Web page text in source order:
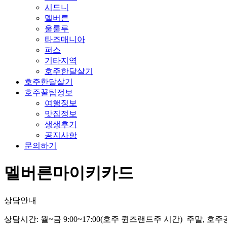
시드니
멜버른
울룰루
타즈매니아
퍼스
기타지역
호주한달살기
호주한달살기
호주꿀팁정보
여행정보
맛집정보
생생후기
공지사항
문의하기
멜버른마이키카드
상담안내
상담시간: 월~금 9:00~17:00(호주 퀸즈랜드주 시간) 주말, 호주